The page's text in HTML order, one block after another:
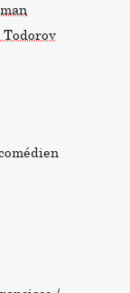
Todorov